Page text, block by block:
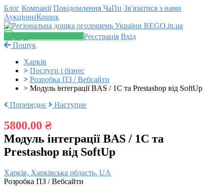
Блог Компанії Повідомлення ЧаПи Зв'язатися з нами
АукціониКошик
Реєстрація Вхід
Пошук
Харків
> Послуги і бізнес
> Розробка ПЗ / Вебсайти
> Модуль інтеграції BAS / 1C та Prestashop від SoftUp
Попереднє
Наступне
5800.00 ₴
Модуль інтеграції BAS / 1C та
Prestashop від SoftUp
Харків, Харківська область, UA
Розробка ПЗ / Вебсайти